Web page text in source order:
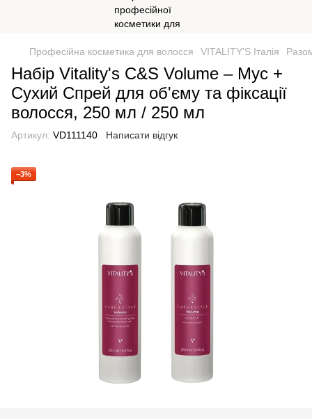
Професійна косметика для волосся VITALITY'S Італія
Набір Vitality's C&S Volume – Мус +
Сухий Спрей для об'єму та фіксації
волосся, 250 мл / 250 мл
Артикул: VD111140 Написати відгук
−3%